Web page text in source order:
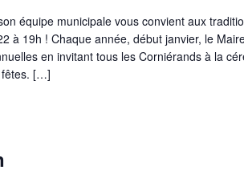
équipe municipale vous convient aux
à 19h ! Chaque année, début janvier, le
en invitant tous les Corniérands à la
fêtes. […]